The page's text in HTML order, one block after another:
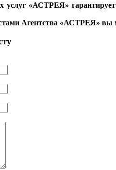
услуг «АСТРЕЯ»
Агентства «АСТРЕЯ» вы